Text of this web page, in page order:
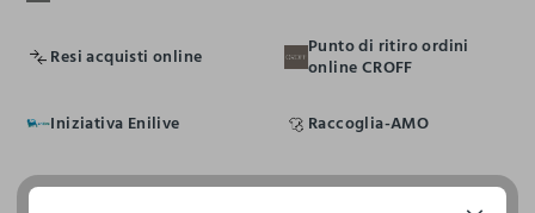
Resi acquisti online Punto di ritiro ordini
online CROFF
Iniziativa Enilive Raccoglia-AMO